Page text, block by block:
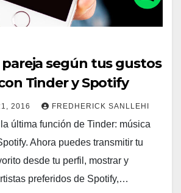
según tus gustos
Tinder y Spotify
2016 FREDHERICK SANLLEHI
última función de Tinder: música
Ahora puedes transmitir tu
desde tu perfil, mostrar y
preferidos de Spotify,…